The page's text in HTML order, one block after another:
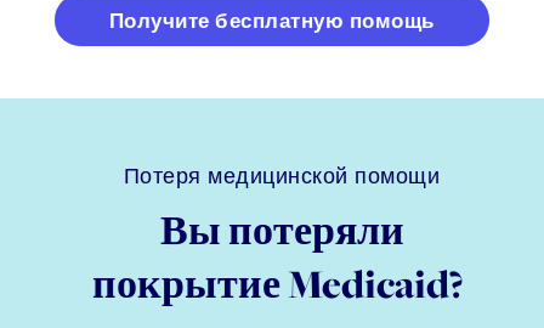
Получите бесплатную помощь
Потеря медицинской помощи
Вы потеряли
покрытие Medicaid?